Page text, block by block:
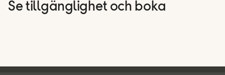
Se tillgänglighet och boka